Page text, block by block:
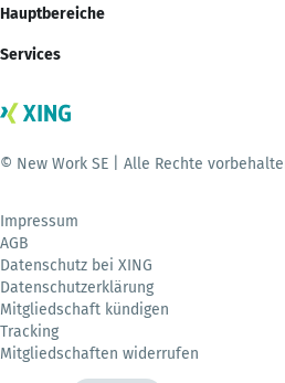
Hauptbereiche
Services
© New Work SE | Alle Rechte
Impressum
AGB
Datenschutz bei XING
Datenschutzerklärung
Mitgliedschaft kündigen
Tracking
Mitgliedschaften widerrufen